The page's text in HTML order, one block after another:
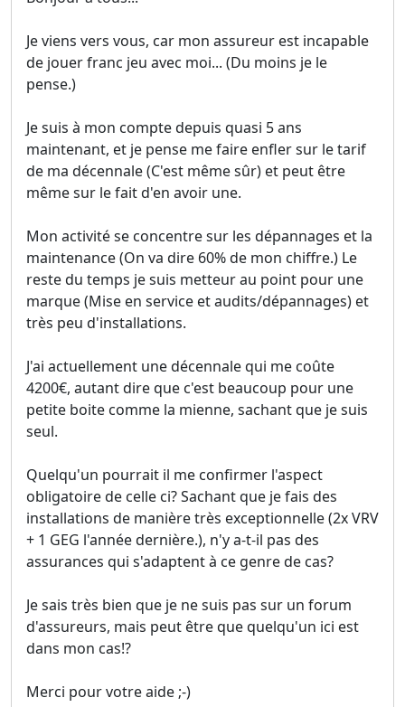
Je viens vers vous, car mon assureur est incapable
de jouer franc jeu avec moi... (Du moins je le
pense.)
Je suis à mon compte depuis quasi 5 ans
maintenant, et je pense me faire enfler sur le tarif
de ma décennale (C'est même sûr) et peut être
même sur le fait d'en avoir une.
Mon activité se concentre sur les dépannages et la
maintenance (On va dire 60% de mon chiffre.) Le
reste du temps je suis metteur au point pour une
marque (Mise en service et audits/dépannages) et
très peu d'installations.
J'ai actuellement une décennale qui me coûte
4200€, autant dire que c'est beaucoup pour une
petite boite comme la mienne, sachant que je suis
seul.
Quelqu'un pourrait il me confirmer l'aspect
obligatoire de celle ci? Sachant que je fais des
installations de manière très exceptionnelle (2x VRV
+ 1 GEG l'année dernière.), n'y a-t-il pas des
assurances qui s'adaptent à ce genre de cas?
Je sais très bien que je ne suis pas sur un forum
d'assureurs, mais peut être que quelqu'un ici est
dans mon cas!?
Merci pour votre aide ;-)